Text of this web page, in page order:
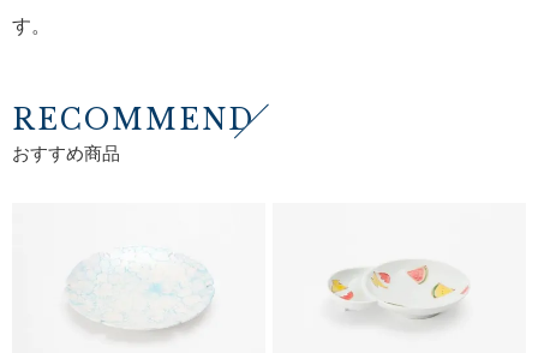
す。
RECOMMEND
おすすめ商品